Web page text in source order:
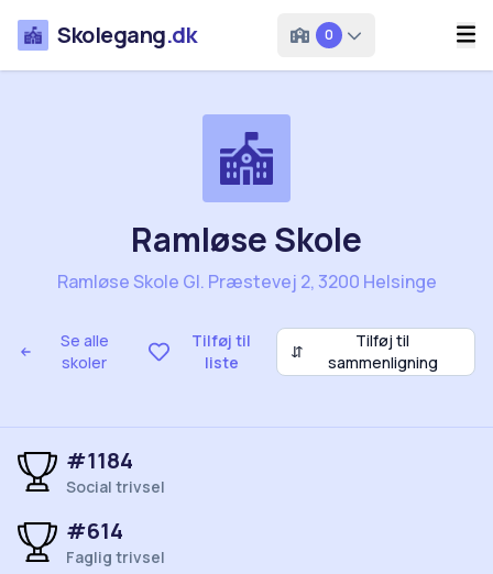
Skolegang.dk 0
Se alle
skoler
Tilføj til
liste
⇵
Tilføj til
sammenligning
Ramløse Skole
Ramløse Skole Gl. Præstevej 2, 3200 Helsinge
#1184
Social trivsel
#614
Faglig trivsel